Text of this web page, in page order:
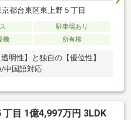
京都台東区東上野５丁目
駐車場あり
機 所有権
明性】と独自の【優位性】
中国語対応
目 1億4,997万円 3LDK